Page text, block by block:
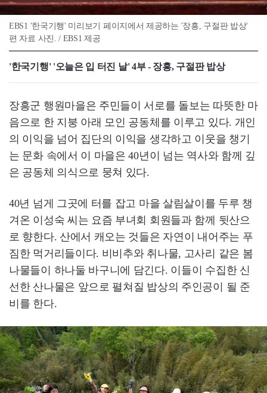
EBS1 '한국기행' 미리보기 페이지에서 제공하는 '장흥, 구절판 밥상'
편 자료 사진. / EBS1 제공
'한국기행' '오늘은 입 터진 날' 4부 - 장흥, 구절판 밥상
장흥군 행원마을은 주민들이 서로를 돌보는 따뜻한 마
음으로 한 지붕 아래 모인 공동체를 이루고 있다. 개인
의 이익을 넘어 집단의 이익을 생각하고 이웃을 챙기
는 문화 속에서 이 마을은 40년이 넘는 역사와 함께 깊
은 공동체 의식으로 뭉쳐 있다.
40년 넘게 그곳에 터를 잡고 마을 살림살이를 두루 챙
겨온 이성숙 씨는 요즘 부녀회 회원들과 함께 뒷산으
로 향한다. 산에서 캐오는 것들은 자연이 내어주는 푸
짐한 먹거리들이다. 비비추와 취나물, 고사리 같은 봄
나물들이 하나둘 바구니에 담긴다. 이들이 수집한 신
선한 산나물은 앞으로 펼쳐질 밥상의 주인공이 될 준
비를 한다.